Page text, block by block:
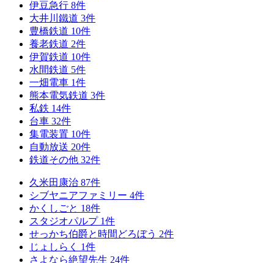
伊豆急行 8件
大井川鐵道 3件
豊橋鉄道 10件
養老鉄道 2件
伊賀鉄道 10件
水間鉄道 5件
一畑電車 1件
熊本電気鉄道 3件
私鉄 14件
台車 32件
集電装置 10件
自動放送 20件
鉄道その他 32件
久米田康治 87件
シブヤニアファミリー 4件
かくしごと 18件
スタジオパルプ 1件
せっかち伯爵と時間どろぼう 2件
じょしらく 1件
さよなら絶望先生 24件